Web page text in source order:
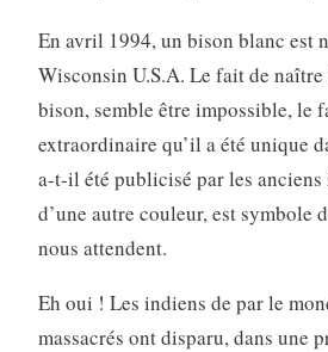
En avril 1994, un bison blanc est
Wisconsin U.S.A. Le fait de
bison, semble être impossible, le
extraordinaire qu’il a été unique
a-t-il été publicisé par les
d’une autre couleur, est symbole
nous attendent.
Eh oui ! Les indiens de par le
massacrés ont disparu, dans une